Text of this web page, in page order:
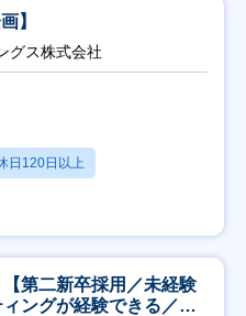
】
グス株式会社
日120日以上
第二新卒採用／未経験
ングが経験できる／研